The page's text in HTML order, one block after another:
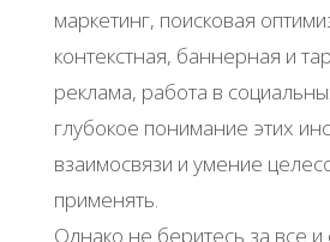
маркетинг, поисковая
контекстная, баннерная и
реклама, работа в
глубокое понимание этих
взаимосвязи и умение
применять.
Однако не беритесь за все и